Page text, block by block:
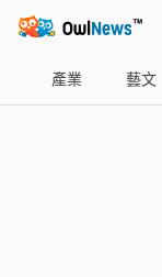
產業 藝文